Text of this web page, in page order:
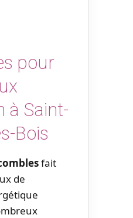
pour
à Saint-
Bois
fait
de